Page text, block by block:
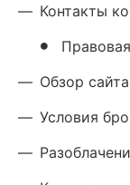
— Контакты
— Обзор
— Условия
—